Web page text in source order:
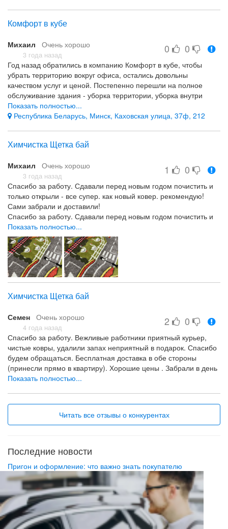
настоящие профессионалы и напарники
Комфорт в кубе
Михаил Очень хорошо
3 года назад 0 0
Год назад обратились в компанию Комфорт в кубе, чтобы
убрать территорию вокруг офиса, остались довольны
качеством услуг и ценой. Постепенно перешли на полное
обслуживание здания - уборка территории, уборка внутри
помещений, сезонные работы по мойке окон и очистке снега.
Обслуживание на уровне. Рекомендуем.
Качество обслуживания, полный комплекс необходимых нам
услуг у одного подрядчика.
Нет
Показать полностью...
Республика Беларусь, Минск, Каховская улица, 37ф, 212
Химчистка Щетка бай
Михаил Очень хорошо
3 года назад 1 0
Спасибо за работу. Сдавали перед новым годом почистить и
только открыли - все супер. как новый ковер. рекомендую!
Сами забрали и доставили!
Спасибо за работу. Сдавали перед новым годом почистить и
только открыли - все супер. как новый ковер. рекомендую!
Качество
-
Показать полностью...
Химчистка Щетка бай
Семен Очень хорошо
4 года назад 2 0
Спасибо за работу. Вежливые работники приятный курьер,
чистые ковры, удалили запах неприятный в подарок. Спасибо
будем обращаться. Бесплатная доставка в обе стороны
(принесли прямо в квартиру). Хорошие цены . Забрали в день
звонка.
Вежливые работники приятный курьер, чистые ковры,
Показать полностью...
Читать все отзывы о конкурентах
Последние новости
Пригон и оформление: что важно знать покупателю